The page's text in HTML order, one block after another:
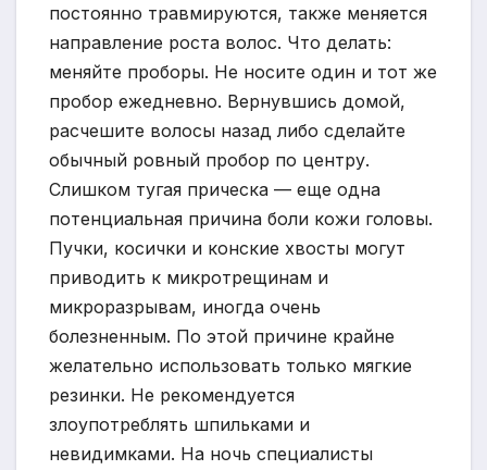
постоянно травмируются, также меняется
направление роста волос. Что делать:
меняйте проборы. Не носите один и тот же
пробор ежедневно. Вернувшись домой,
расчешите волосы назад либо сделайте
обычный ровный пробор по центру.
Слишком тугая прическа — еще одна
потенциальная причина боли кожи головы.
Пучки, косички и конские хвосты могут
приводить к микротрещинам и
микроразрывам, иногда очень
болезненным. По этой причине крайне
желательно использовать только мягкие
резинки. Не рекомендуется
злоупотреблять шпильками и
невидимками. На ночь специалисты